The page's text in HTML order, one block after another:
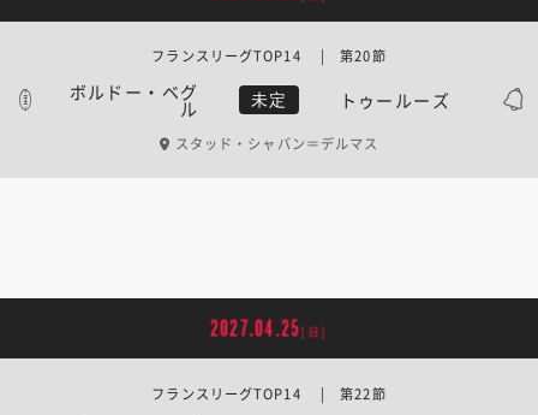
ボルドー・ベグ
ル 未定 トゥールーズ
フランスリーグTOP14 | 第20節
スタッド・シャバン＝デルマス
2027.04.25[日]
フランスリーグTOP14 | 第22節